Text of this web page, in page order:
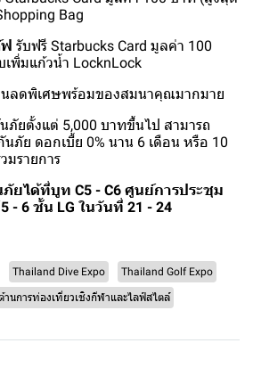
Bag
รับฟรี Starbucks Card มูลค่า 100
เพิ่มแก้วน้ำ LocknLock
นลดพิเศษพร้อมของสมนาคุณมากมาย
ภัยตั้งแต่ 5,000 บาทขึ้นไป สามารถ
นภัย ดอกเบี้ย 0% นาน 6 เดือน หรือ 10
มรายการ
ยได้ที่บูท C5 - C6 ศูนย์การประชุม
- 6 ชั้น LG ในวันที่ 21 - 24
Thailand Dive Expo Thailand Golf Expo
านการท่องเที่ยวเชิงกีฬาและไลฟ์สไตล์